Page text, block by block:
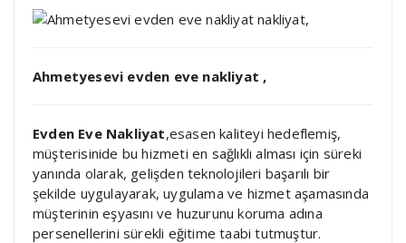
Ahmetyesevi evden eve nakliyat ,
Evden Eve Nakliyat,esasen kaliteyi hedeflemiş,
müşterisinide bu hizmeti en sağlıklı alması için süreki
yanında olarak, gelişden teknolojileri başarılı bir
şekilde uygulayarak, uygulama ve hizmet aşamasında
müşterinin eşyasını ve huzurunu koruma adına
persenellerini sürekli eğitime taabi tutmuştur.